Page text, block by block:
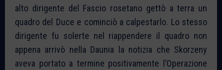
alto dirigente del Fascio rosetano gettò a terra un
quadro del Duce e cominciò a calpestarlo. Lo stesso
dirigente fu solerte nel riappendere il quadro non
appena arrivò nella Daunia la notizia che Skorzeny
aveva portato a termine positivamente l’Operazione